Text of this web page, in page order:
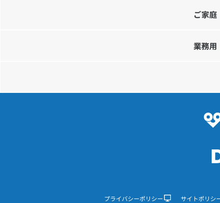
ご家
業務用
プライバシーポリシー サイトポリシ